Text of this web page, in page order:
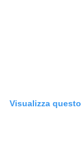
Visualizza